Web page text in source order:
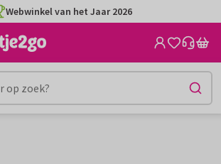
Webwinkel van het Jaar 2026